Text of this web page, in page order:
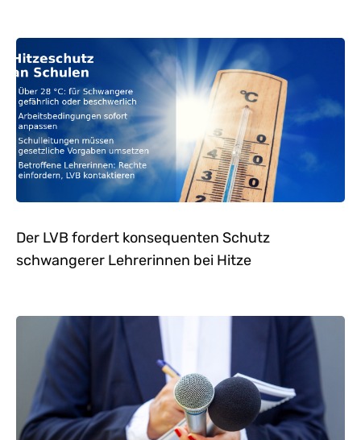
Der LVB fordert konsequenten Schutz
schwangerer Lehrerinnen bei Hitze